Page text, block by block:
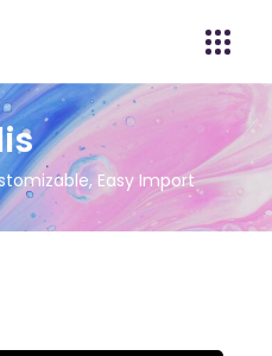
Easy Import